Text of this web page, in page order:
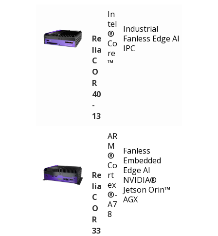
Re
lia
C
O
R
40
-
13
In
tel
®
Co
re
™
Industrial
Fanless Edge AI
IPC
Re
lia
C
O
R
33
AR
M
®
Co
rt
ex
®-
A7
8
Fanless
Embedded
Edge AI
NVIDIA®
Jetson Orin™
AGX